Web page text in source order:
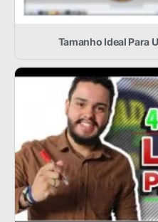
Tamanho Ideal Para